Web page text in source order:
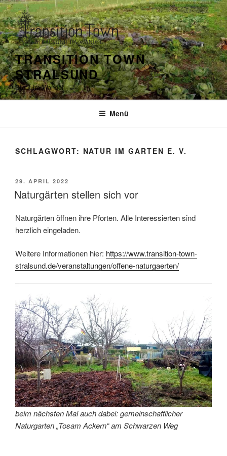
Zum
Inhalt
springen
TRANSITION TOWN
STRALSUND
Stadt im Wandel
Menü
SCHLAGWORT: NATUR IM GARTEN E. V.
VERÖFFENTLICHT
AM
29. APRIL 2022
Naturgärten stellen sich vor
Naturgärten öffnen ihre Pforten. Alle Interessierten sind
herzlich eingeladen.
Weitere Informationen hier: https://www.transition-town-
stralsund.de/veranstaltungen/offene-naturgaerten/
beim nächsten Mal auch dabei: gemeinschaftlicher
Naturgarten „Tosam Ackern“ am Schwarzen Weg